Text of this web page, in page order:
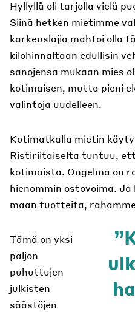
Hyllyllä oli tarjolla vielä
Siinä hetken mietimme
karkeuslajia mahtoi olla
kilohinnaltaan edullisin
sanojensa mukaan mies
kotimaisen, mutta pieni
valintoja uudelleen.
Kotimatkalla mietin
Ristiriitaiselta tuntuu,
kotimaista. Ongelma on
hienommin ostovoima. Ja
maan tuotteita,
Tämä on yksi
paljon
puhuttujen
julkisten
säästöjen